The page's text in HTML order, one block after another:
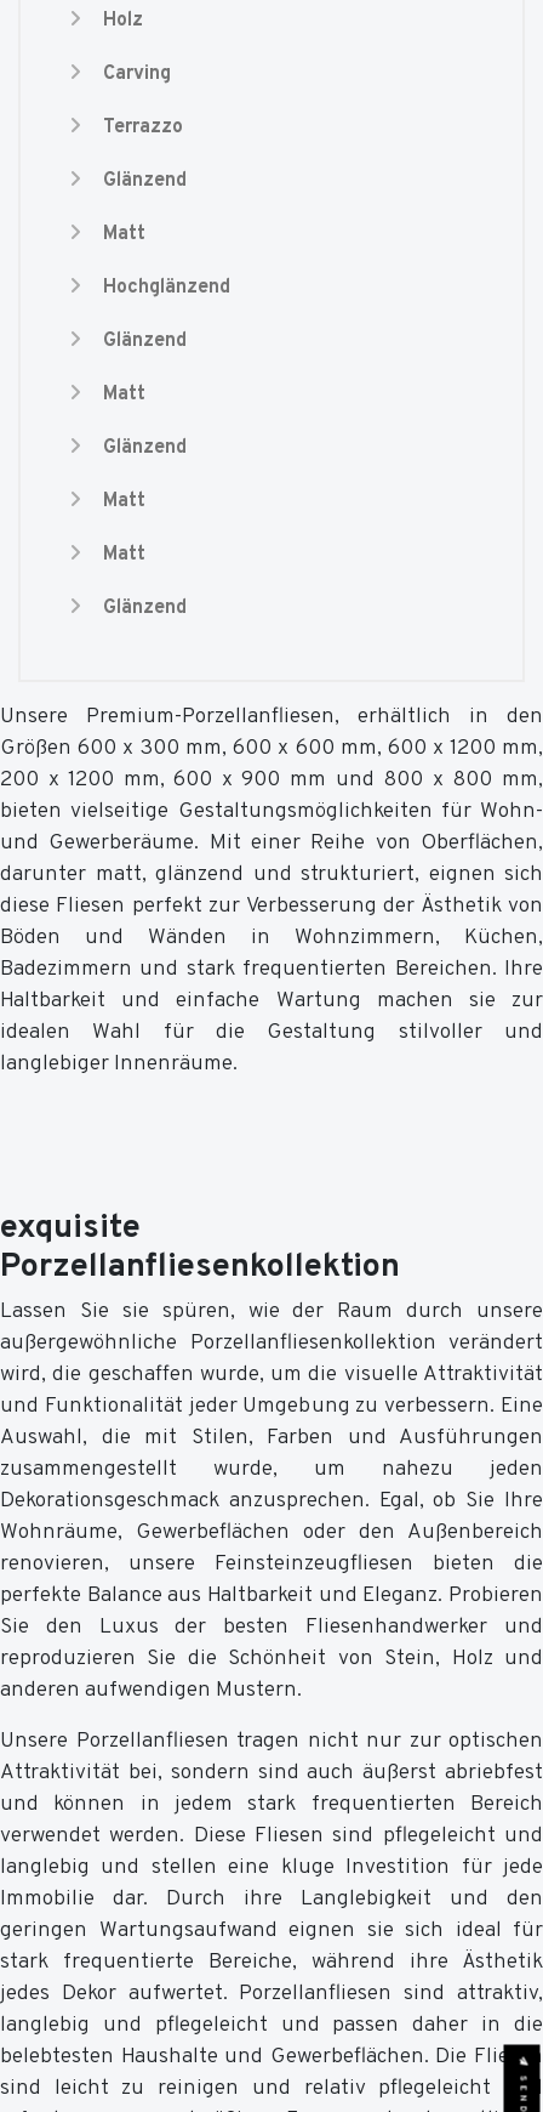
Holz
Carving
Terrazzo
Glänzend
Matt
Hochglänzend
Glänzend
Matt
Glänzend
Matt
Matt
Glänzend
Unsere Premium-Porzellanfliesen, erhältlich in den
Größen 600 x 300 mm, 600 x 600 mm, 600 x 1200 mm,
200 x 1200 mm, 600 x 900 mm und 800 x 800 mm,
bieten vielseitige Gestaltungsmöglichkeiten für Wohn-
und Gewerberäume. Mit einer Reihe von Oberflächen,
darunter matt, glänzend und strukturiert, eignen sich
diese Fliesen perfekt zur Verbesserung der Ästhetik von
Böden und Wänden in Wohnzimmern, Küchen,
Badezimmern und stark frequentierten Bereichen. Ihre
Haltbarkeit und einfache Wartung machen sie zur
idealen Wahl für die Gestaltung stilvoller und
langlebiger Innenräume.
exquisite
Porzellanfliesenkollektion
Lassen Sie sie spüren, wie der Raum durch unsere
außergewöhnliche Porzellanfliesenkollektion verändert
wird, die geschaffen wurde, um die visuelle Attraktivität
und Funktionalität jeder Umgebung zu verbessern. Eine
Auswahl, die mit Stilen, Farben und Ausführungen
zusammengestellt wurde, um nahezu jeden
Dekorationsgeschmack anzusprechen. Egal, ob Sie Ihre
Wohnräume, Gewerbeflächen oder den Außenbereich
renovieren, unsere Feinsteinzeugfliesen bieten die
perfekte Balance aus Haltbarkeit und Eleganz. Probieren
Sie den Luxus der besten Fliesenhandwerker und
reproduzieren Sie die Schönheit von Stein, Holz und
anderen aufwendigen Mustern.
Unsere Porzellanfliesen tragen nicht nur zur optischen
Attraktivität bei, sondern sind auch äußerst abriebfest
und können in jedem stark frequentierten Bereich
verwendet werden. Diese Fliesen sind pflegeleicht und
langlebig und stellen eine kluge Investition für jede
Immobilie dar. Durch ihre Langlebigkeit und den
geringen Wartungsaufwand eignen sie sich ideal für
stark frequentierte Bereiche, während ihre Ästhetik
jedes Dekor aufwertet. Porzellanfliesen sind attraktiv,
langlebig und pflegeleicht und passen daher in die
belebtesten Haushalte und Gewerbeflächen. Die Fliesen
sind leicht zu reinigen und relativ pflegeleicht und